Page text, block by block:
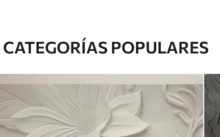
CATEGORÍAS POPULARES